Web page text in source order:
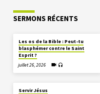
SERMONS RÉCENTS
Les os de la Bible : Peut-tu
blasphémer contre le Saint
Esprit ?
juillet 26, 2026
Servir Jésus